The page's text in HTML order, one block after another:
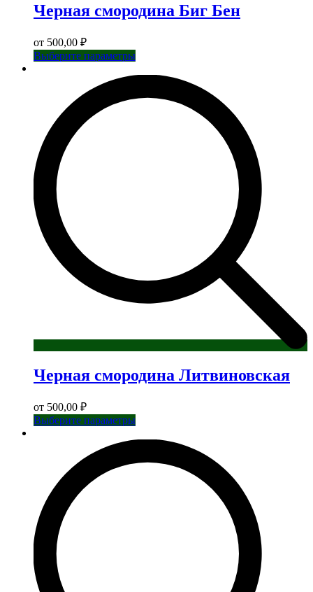
Черная смородина Биг Бен
от 500,00 ₽
Выберите параметрыЭтот
вариаций.
Черная смородина Литвиновская
от 500,00 ₽
Выберите параметрыЭтот
вариаций.